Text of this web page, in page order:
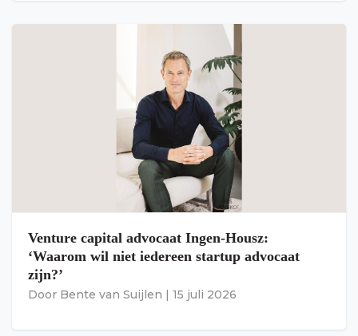
Venture capital advocaat Ingen-Housz:
‘Waarom wil niet iedereen startup advocaat
zijn?’
Door Bente van Suijlen | 15 juli 2026